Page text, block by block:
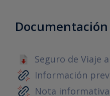
Documentación
Seguro de Viaje
Información
Nota